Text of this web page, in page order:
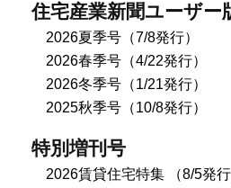
住宅産業新聞ユーザー
2026夏季号（7/8発行）
2026春季号（4/22発行）
2026冬季号（1/21発行）
2025秋季号（10/8発行）
特別増刊号
2026賃貸住宅特集 （8/5発行